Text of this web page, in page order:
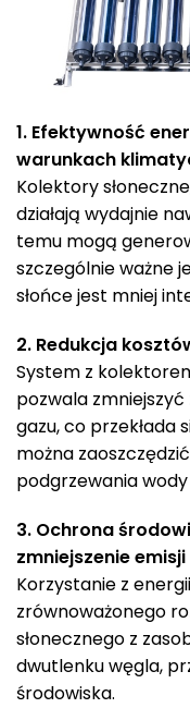
1. Efektywność
warunkach
Kolektory
działają wydajnie
temu mogą
szczególnie ważne
słońce jest mniej
2. Redukcja
System z
pozwala
gazu, co przekłada
można
podgrzewania
3. Ochrona
zmniejszenie emisji
Korzystanie z
zrównoważonego
słonecznego z
dwutlenku węgla,
środowiska.